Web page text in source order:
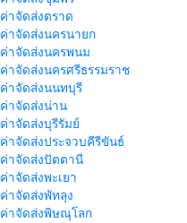
ค่าจัดส่งตราด
ค่าจัดส่งนครนายก
ค่าจัดส่งนครพนม
ค่าจัดส่งนครศรีธรรมราช
ค่าจัดส่งนนทบุรี
ค่าจัดส่งน่าน
ค่าจัดส่งบุรีรัมย์
ค่าจัดส่งประจวบคีรีขันธ์
ค่าจัดส่งปัตตานี
ค่าจัดส่งพะเยา
ค่าจัดส่งพัทลุง
ค่าจัดส่งพิษณุโลก